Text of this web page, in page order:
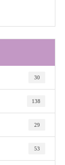
30
138
29
53